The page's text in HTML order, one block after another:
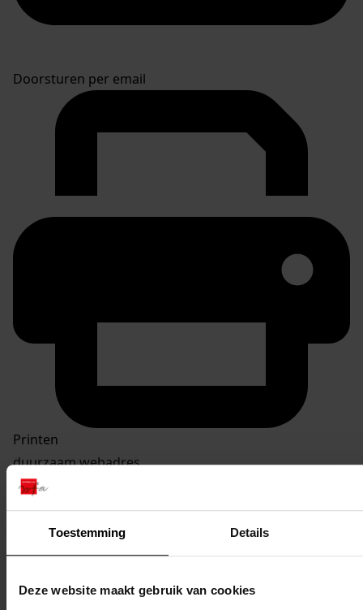
Toestemming Details
Deze website maakt gebruik van cookies
Doorsturen per email
Printen
duurzaam webadres
Inventaris